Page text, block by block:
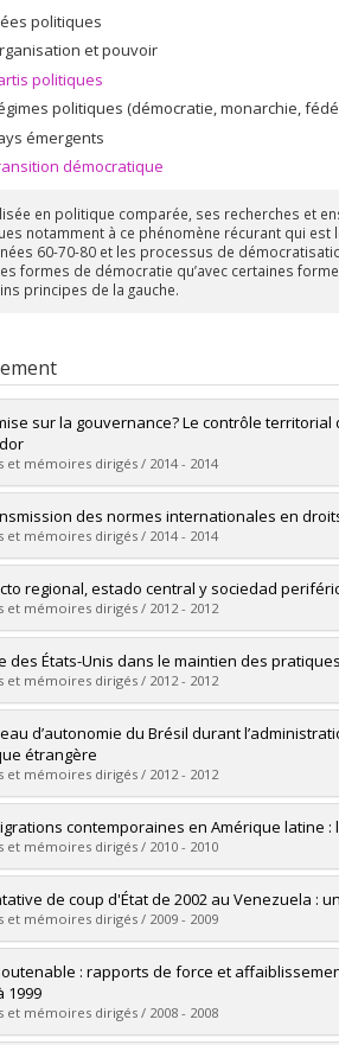
politiques
et pouvoir
politiques
politiques (démocratie, monarchie,
émergents
démocratique
en politique comparée, ses recherches et
notamment à ce phénomène récurant qui
60-70-80 et les processus de
formes de démocratie qu’avec certaines
principes de la gauche.
sur la gouvernance? Le contrôle
et mémoires dirigés / 2014 - 2014
:Mauffette Alavo, Antoine-Samuel
Maîtrise
obtenu :M.A.
le document dans Papyrus
des normes internationales en
et mémoires dirigés / 2014 - 2014
:Armijo Fortin, Alexandra
Doctorat
obtenu :Ph. D.
le document dans Papyrus
regional, estado central y sociedad
et mémoires dirigés / 2012 - 2012
:Vergara Paniagua, Alberto
Doctorat
obtenu :Ph. D.
le document dans Papyrus
des États-Unis dans le maintien des
et mémoires dirigés / 2012 - 2012
:Jasmin-Benoit, Jonathan
Maîtrise
obtenu :M. Sc.
le document dans Papyrus
d’autonomie du Brésil durant
étrangère
et mémoires dirigés / 2012 - 2012
:Lavallée-Montambault, Bruno
Maîtrise
obtenu :M. Sc.
le document dans Papyrus
contemporaines en Amérique latine :
et mémoires dirigés / 2010 - 2010
:Maaroufi, Sofia
Maîtrise
obtenu :M. Sc.
le document dans Papyrus
de coup d'État de 2002 au Venezuela :
et mémoires dirigés / 2009 - 2009
:Savoie, Julie
Maîtrise
obtenu :M. Sc.
le document dans Papyrus
: rapports de force et
1999
et mémoires dirigés / 2008 - 2008